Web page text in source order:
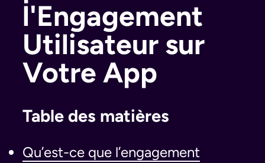
l'Engagement
Utilisateur sur
Votre App
Table des matières
Qu’est-ce que l’engagement